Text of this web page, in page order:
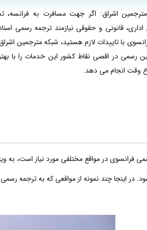
اشراق: اگر جهت مسافرت به فرانسه،
اداری، قانونی و حقوقی نیازمند ترجمه رسمی
با تاییدات لازم هستید، شبکه مترجمین
رسمی در اقصی نقاط کشور این خدمات را با
وقت انجام می دهد.
فرانسوی در مواقع مختلفی مورد نیاز است، به
در اینجا چند نمونه از مواقعی که به ترجمه